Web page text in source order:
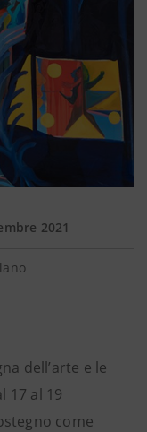
2021
dell’arte e le
17 al 19
come